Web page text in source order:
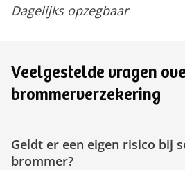
Dagelijks opzegbaar
Veelgestelde vragen
brommerverzekering
Geldt er een eigen risico bij
brommer?